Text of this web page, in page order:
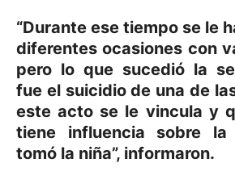
“Durante ese tiempo se le
diferentes ocasiones con
pero lo que sucedió la
fue el suicidio de una de
este acto se le vincula y
tiene influencia sobre la
tomó la niña”, informaron.